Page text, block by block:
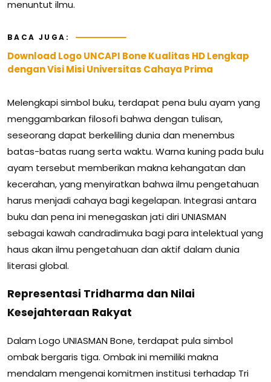
menuntut ilmu.
BACA JUGA:
Download Logo UNCAPI Bone Kualitas HD Lengkap
dengan Visi Misi Universitas Cahaya Prima
Melengkapi simbol buku, terdapat pena bulu ayam yang
menggambarkan filosofi bahwa dengan tulisan,
seseorang dapat berkeliling dunia dan menembus
batas-batas ruang serta waktu. Warna kuning pada bulu
ayam tersebut memberikan makna kehangatan dan
kecerahan, yang menyiratkan bahwa ilmu pengetahuan
harus menjadi cahaya bagi kegelapan. Integrasi antara
buku dan pena ini menegaskan jati diri UNIASMAN
sebagai kawah candradimuka bagi para intelektual yang
haus akan ilmu pengetahuan dan aktif dalam dunia
literasi global.
Representasi Tridharma dan Nilai
Kesejahteraan Rakyat
Dalam Logo UNIASMAN Bone, terdapat pula simbol
ombak bergaris tiga. Ombak ini memiliki makna
mendalam mengenai komitmen institusi terhadap Tri